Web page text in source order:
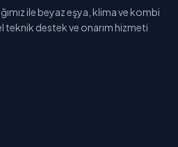
ile beyaz eşya, klima ve kombi
teknik destek ve onarım hizmeti